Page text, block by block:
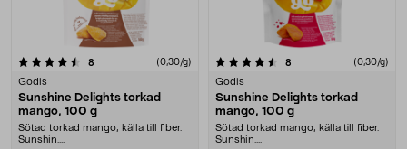
8 (0,30/g)
Godis
Sunshine Delights torkad
mango, 100 g
Sötad torkad mango, källa till fiber.
Sunshin....
4.5 av 5 stjärnor 8 (0,30/g)
Godis
Sunshine Delights torkad
mango, 100 g
Sötad torkad mango, källa till fiber.
Sunshin....